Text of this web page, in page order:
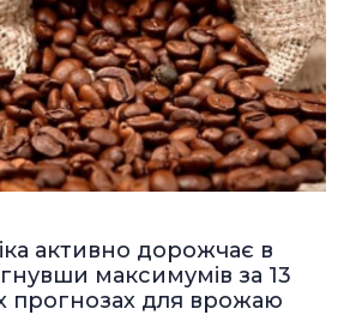
активно дорожчає в
максимумів за 13
прогнозах для врожаю